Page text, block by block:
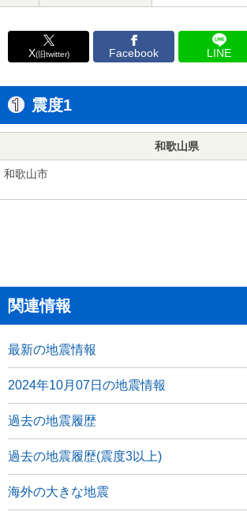
X(旧twitter) Facebook LINE
震度1
和歌山県
和歌山市
関連情報
最新の地震情報
2024年10月07日の地震情報
過去の地震履歴
過去の地震履歴(震度3以上)
海外の大きな地震